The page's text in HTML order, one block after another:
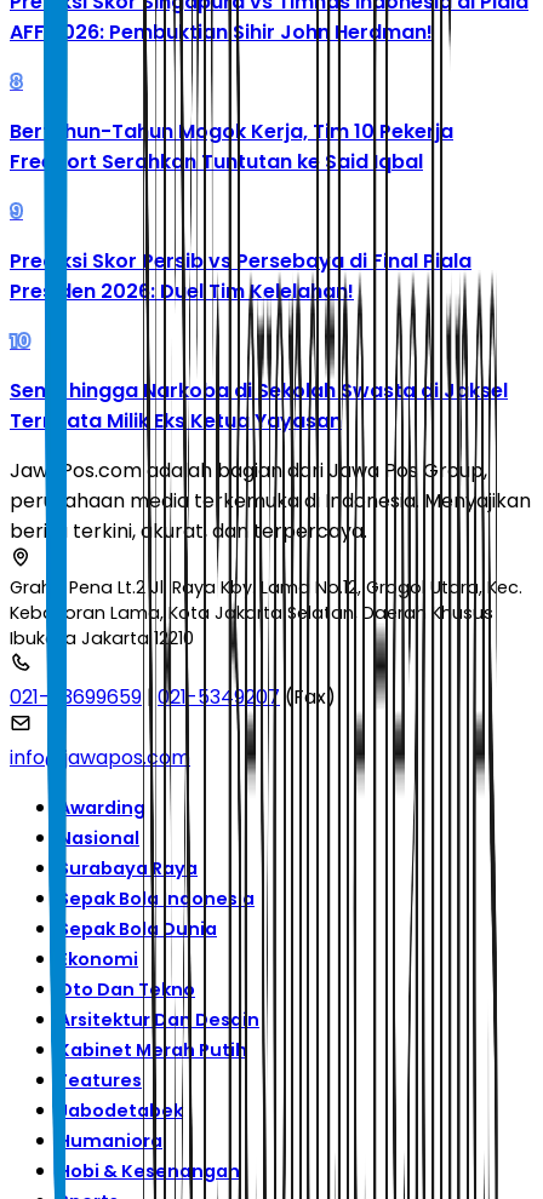
AFF 2026: Pembuktian Sihir John Herdman!
8
Bertahun-Tahun Mogok Kerja, Tim 10 Pekerja
Freeport Serahkan Tuntutan ke Said Iqbal
9
Prediksi Skor Persib vs Persebaya di Final Piala
Presiden 2026: Duel Tim Kelelahan!
10
Senpi hingga Narkoba di Sekolah Swasta di Jaksel
Ternyata Milik Eks Ketua Yayasan
JawaPos.com adalah bagian dari Jawa Pos Group,
perusahaan media terkemuka di Indonesia. Menyajikan
berita terkini, akurat, dan terpercaya.
Graha Pena Lt.2 Jl. Raya Kby. Lama No.12, Grogol Utara, Kec.
Kebayoran Lama, Kota Jakarta Selatan, Daerah Khusus
Ibukota Jakarta 12210
021-53699659 | 021-5349207 (Fax)
info@jawapos.com
Awarding
Nasional
Surabaya Raya
Sepak Bola Indonesia
Sepak Bola Dunia
Ekonomi
Oto Dan Tekno
Arsitektur Dan Desain
Kabinet Merah Putih
Features
Jabodetabek
Humaniora
Hobi & Kesenangan